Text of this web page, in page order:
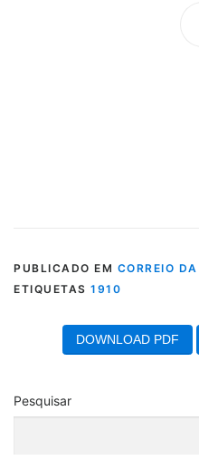
PUBLICADO EM CORREIO
ETIQUETAS 1910
DOWNLOAD PDF
Pesquisar